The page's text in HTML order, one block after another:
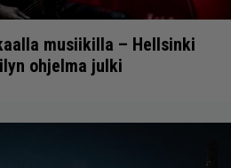
musiikilla – Hellsinki
ohjelma julki